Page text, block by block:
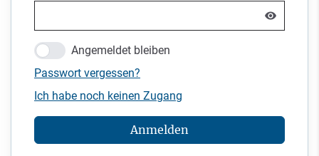
Angemeldet bleiben
Passwort vergessen?
Ich habe noch keinen Zugang
Anmelden